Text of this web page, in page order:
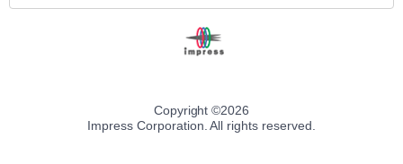
Copyright ©2026
Impress Corporation. All rights reserved.